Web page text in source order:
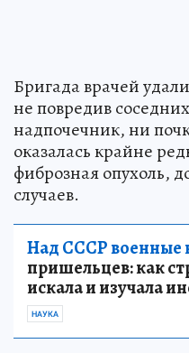
Бригада врачей
не повредив
надпочечник, ни
оказалась крайне
фиброзная опухоль,
случаев.
Над СССР военные
пришельцев: как
искала и изучала
НАУКА